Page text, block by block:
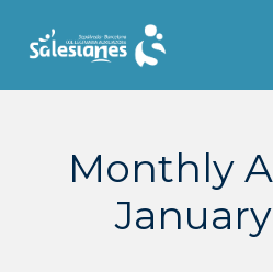
content
Monthly